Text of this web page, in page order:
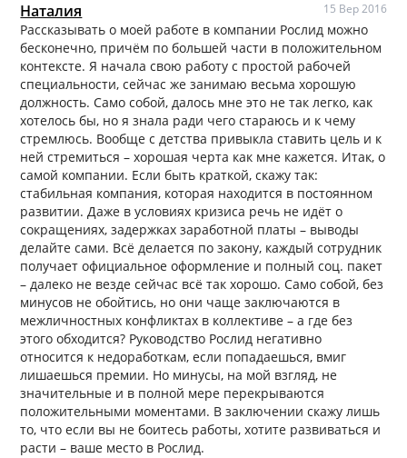
Наталия 15 Вер 2016
Рассказывать о моей работе в компании Рослид можно
бесконечно, причём по большей части в положительном
контексте. Я начала свою работу с простой рабочей
специальности, сейчас же занимаю весьма хорошую
должность. Само собой, далось мне это не так легко, как
хотелось бы, но я знала ради чего стараюсь и к чему
стремлюсь. Вообще с детства привыкла ставить цель и к
ней стремиться – хорошая черта как мне кажется. Итак, о
самой компании. Если быть краткой, скажу так:
стабильная компания, которая находится в постоянном
развитии. Даже в условиях кризиса речь не идёт о
сокращениях, задержках заработной платы – выводы
делайте сами. Всё делается по закону, каждый сотрудник
получает официальное оформление и полный соц. пакет
– далеко не везде сейчас всё так хорошо. Само собой, без
минусов не обойтись, но они чаще заключаются в
межличностных конфликтах в коллективе – а где без
этого обходится? Руководство Рослид негативно
относится к недоработкам, если попадаешься, вмиг
лишаешься премии. Но минусы, на мой взгляд, не
значительные и в полной мере перекрываются
положительными моментами. В заключении скажу лишь
то, что если вы не боитесь работы, хотите развиваться и
расти – ваше место в Рослид.